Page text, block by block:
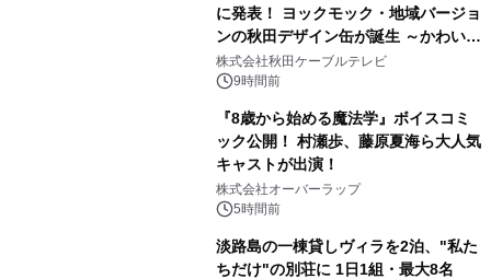
に発表！ ヨックモック・地域バージョ
ンの秋田デザイン缶が誕生 ～かわいい
秋田犬の子犬と秋田の四季と名所を巡
るパッケージ～ 9月1日(火)秋田県内で
株式会社秋田ケーブルテレビ
9時間前
『8歳から始める魔法学』ボイスコミ
ック公開！ 村瀬歩、藤原夏海ら大人気
キャストが出演！
株式会社オーバーラップ
5時間前
淡路島の一棟貸しヴィラを2泊、"私た
ちだけ"の別荘に 1日1組・最大8名